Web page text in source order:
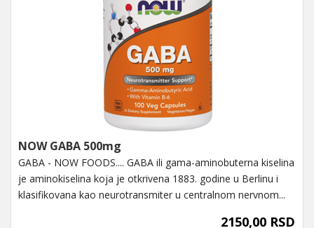
NOW GABA 500mg
GABA - NOW FOODS.... GABA ili gama-aminobuterna kiselina
je aminokiselina koja je otkrivena 1883. godine u Berlinu i
klasifikovana kao neurotransmiter u centralnom nervnom...
2150,00 RSD